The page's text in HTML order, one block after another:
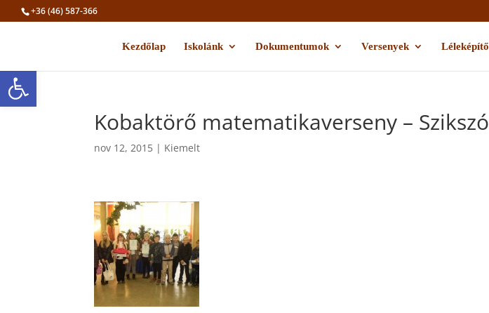
Eszköztár megnyitása
+36 (46) 587-366
Kezdőlap Iskolánk Dokumentumok Versenyek Léleképítő
Kobaktörő matematikaverseny – Szikszó
nov 12, 2015 | Kiemelt